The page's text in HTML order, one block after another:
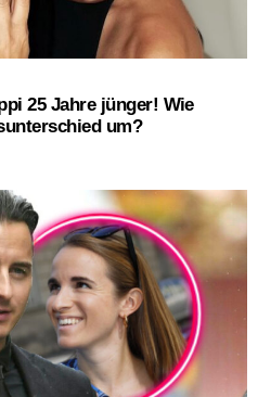
25 Jahre jünger! Wie
um?